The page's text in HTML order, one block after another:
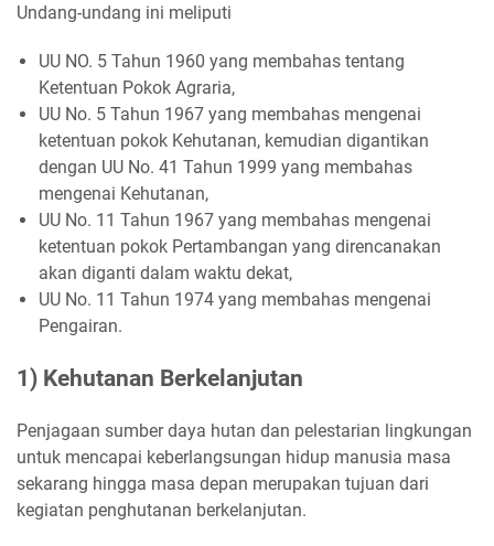
Undang-undang ini meliputi
UU NO. 5 Tahun 1960 yang membahas tentang
Ketentuan Pokok Agraria,
UU No. 5 Tahun 1967 yang membahas mengenai
ketentuan pokok Kehutanan, kemudian digantikan
dengan UU No. 41 Tahun 1999 yang membahas
mengenai Kehutanan,
UU No. 11 Tahun 1967 yang membahas mengenai
ketentuan pokok Pertambangan yang direncanakan
akan diganti dalam waktu dekat,
UU No. 11 Tahun 1974 yang membahas mengenai
Pengairan.
1) Kehutanan Berkelanjutan
Penjagaan sumber daya hutan dan pelestarian lingkungan
untuk mencapai keberlangsungan hidup manusia masa
sekarang hingga masa depan merupakan tujuan dari
kegiatan penghutanan berkelanjutan.